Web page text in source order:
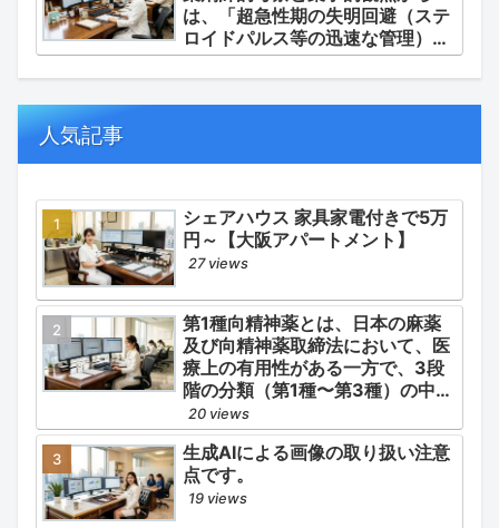
は、「超急性期の失明回避（ステ
ロイドパルス等の迅速な管理）」
「再燃防止とステロイドの最小化
（トシリズマブやウパダシチニブ
の適正使用）」「長期ステロイド
人気記事
シェアハウス 家具家電付きで5万
円～【大阪アパートメント】
27 views
第1種向精神薬とは、日本の麻薬
及び向精神薬取締法において、医
療上の有用性がある一方で、3段
階の分類（第1種〜第3種）の中で
最も医療用としての濫用の危険性
が高く、有害作用が強いとされる
医薬品です。
20 views
生成AIによる画像の取り扱い注意
点です。
19 views